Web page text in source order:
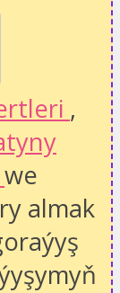
,
we
almak